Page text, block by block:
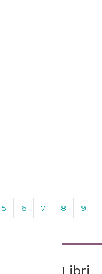
5 6 7 8 9
Libri